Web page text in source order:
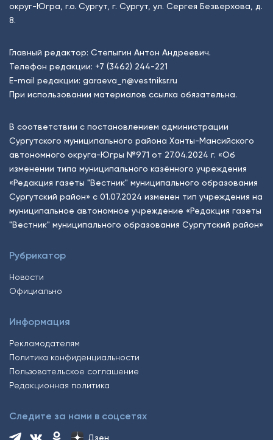
округ-Югра, г.о. Сургут, г. Сургут, ул. Сергея Безверхова, д.
8.
Главный редактор: Степыгин Антон Андреевич.
Телефон редакции: +7 (3462) 244-221
E-mail редакции: garaeva_n@vestniksr.ru
При использовании материалов ссылка обязательна.
В соответствии с постановлением администрации
Сургутского муниципального района Ханты-Мансийского
автономного округа-Югры №971 от 27.04.2024 г. «Об
изменении типа муниципального казённого учреждения
«Редакция газеты "Вестник" муниципального образования
Сургутский район» с 01.07.2024 изменен тип учреждения на
муниципальное автономное учреждение «Редакция газеты
"Вестник" муниципального образования Сургутский район»
Рубрикатор
Новости
Официально
Информация
Рекламодателям
Политика конфиденциальности
Пользовательское соглашение
Редакционная политика
Следите за нами в соцсетях
Дзен